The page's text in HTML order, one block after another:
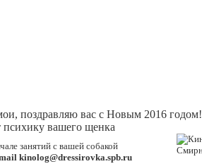
поздравляю вас с Новым 2016 годом!
психику вашего щенка
занятий с вашей собакой
kinolog@dressirovka.spb.ru